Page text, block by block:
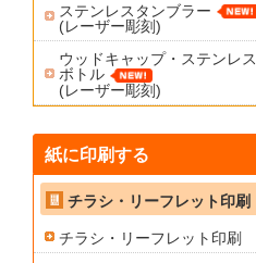
ステンレスタンブラー
(レーザー彫刻)
ウッドキャップ・ステンレス
ボトル
(レーザー彫刻)
紙に印刷する
チラシ・リーフレット印刷
チラシ・リーフレット印刷